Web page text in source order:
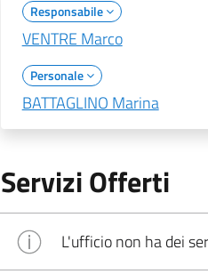
Responsabile
VENTRE Marco
Personale
BATTAGLINO Marina
Servizi Offerti
L'ufficio non ha dei